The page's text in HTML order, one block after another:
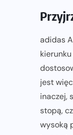
adidas
jest
inaczej,
stopą,
wysoką